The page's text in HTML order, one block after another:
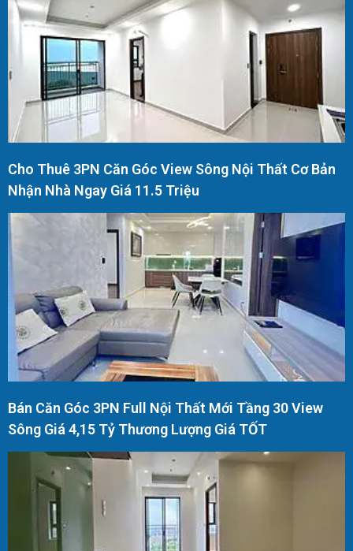
Cho Thuê 3PN Căn Góc View Sông Nội Thất Cơ Bản
Nhận Nhà Ngay Giá 11.5 Triệu
Bán Căn Góc 3PN Full Nội Thất Mới Tầng 30 View
Sông Giá 4,15 Tỷ Thương Lượng Giá TỐT